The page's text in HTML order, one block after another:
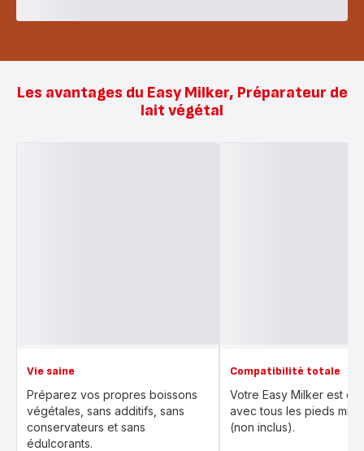
Les avantages du Easy Milker, Préparateur de
lait végétal
Vie saine
Préparez vos propres boissons
végétales, sans additifs, sans
conservateurs et sans
édulcorants.
Compatibilité totale
Votre Easy Milker est
avec tous les pieds
(non inclus).